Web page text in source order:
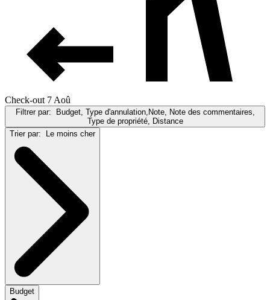
Check-out 7 Aoû
Filtrer par:
Budget, Type d'annulation,Note, Note des commentaires,
Type de propriété, Distance
Trier par:
Le moins cher
Budget